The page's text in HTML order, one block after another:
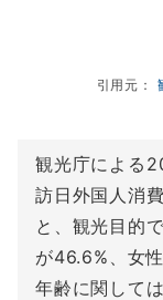
引用元：
観光庁による
訪日外国人消
と、観光目的
が46.6%、女
年齢に関して